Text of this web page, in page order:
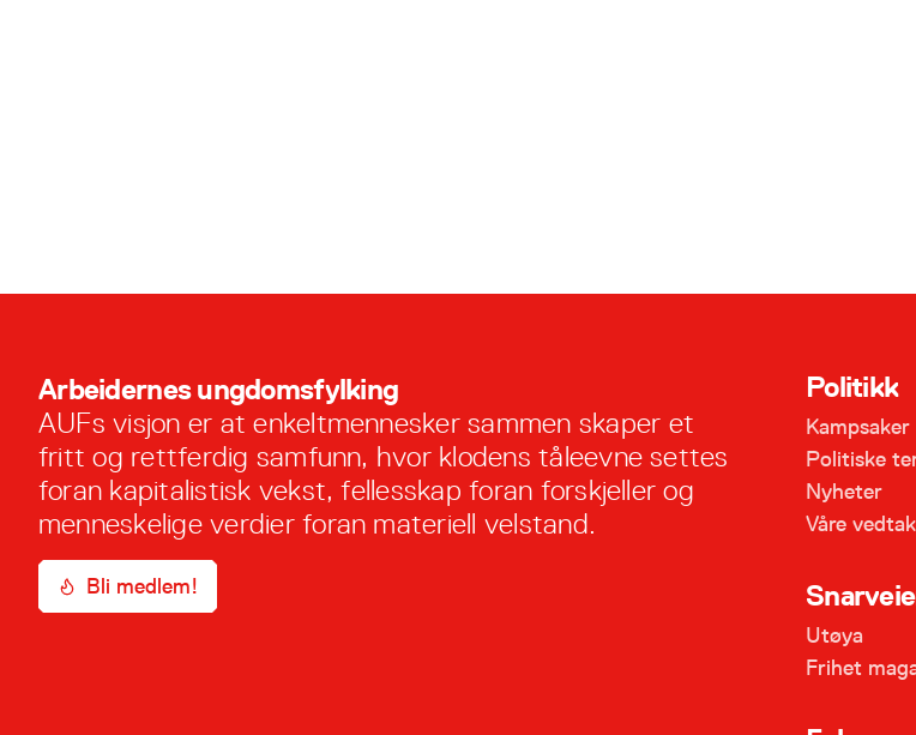
Arbeidernes ungdomsfylking
AUFs visjon er at enkeltmennesker sammen skaper et
fritt og rettferdig samfunn, hvor klodens tåleevne settes
foran kapitalistisk vekst, fellesskap foran forskjeller og
menneskelige verdier foran materiell velstand.
Bli medlem!
Politikk
Kampsaker
Politiske
Nyheter
Våre vedtak
Utøya
Frihet